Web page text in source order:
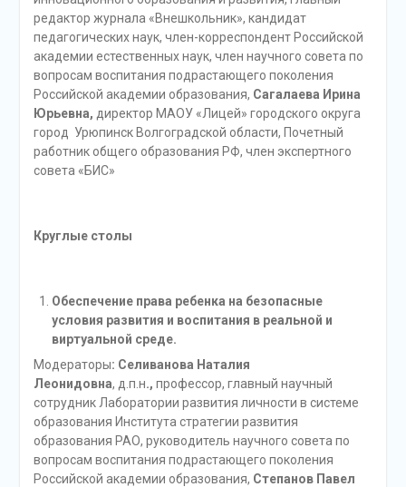
редактор журнала «Внешкольник», кандидат
педагогических наук, член-корреспондент Российской
академии естественных наук, член научного совета по
вопросам воспитания подрастающего поколения
Российской академии образования, Сагалаева Ирина
Юрьевна, директор МАОУ «Лицей» городского округа
город Урюпинск Волгоградской области, Почетный
работник общего образования РФ, член экспертного
совета «БИС»
Круглые столы
Обеспечение права ребенка на безопасные
условия развития и воспитания в реальной и
виртуальной среде.
Модераторы: Селиванова Наталия
Леонидовна, д.п.н., профессор, главный научный
сотрудник Лаборатории развития личности в системе
образования Института стратегии развития
образования РАО, руководитель научного совета по
вопросам воспитания подрастающего поколения
Российской академии образования, Степанов Павел